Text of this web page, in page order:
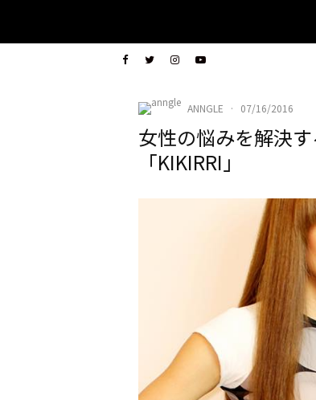
ANNGLE · 07/16/2016
女性の悩みを解決
「KIKIRRI」